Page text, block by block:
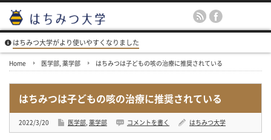
はちみつ大学がより使いやすくなりました
Home 医学部, 薬学部 はちみつは子どもの咳の治療に推奨されている
はちみつは子どもの咳の治療に推奨されている
2022/3/20 医学部, 薬学部 コメントを書く はちみつ大学